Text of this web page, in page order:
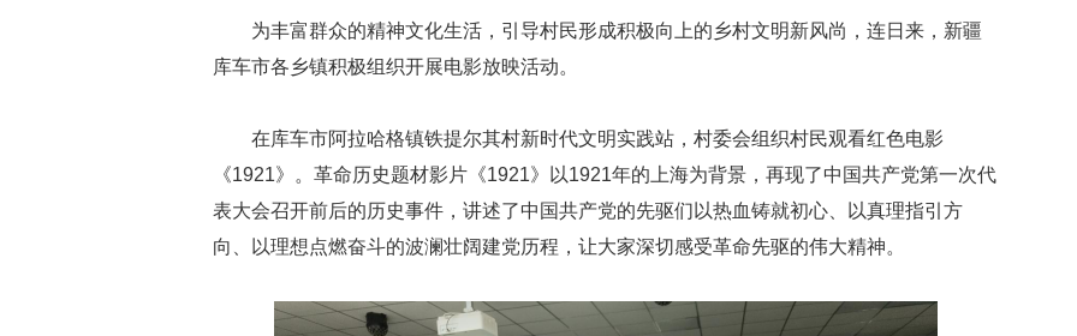
为丰富群众的精神文化生活，引导村民形成积极向上的乡村文明新风尚，连日来，新疆
库车市各乡镇积极组织开展电影放映活动。
在库车市阿拉哈格镇铁提尔其村新时代文明实践站，村委会组织村民观看红色电影
《1921》。革命历史题材影片《1921》以1921年的上海为背景，再现了中国共产党第一次代
表大会召开前后的历史事件，讲述了中国共产党的先驱们以热血铸就初心、以真理指引方
向、以理想点燃奋斗的波澜壮阔建党历程，让大家深切感受革命先驱的伟大精神。